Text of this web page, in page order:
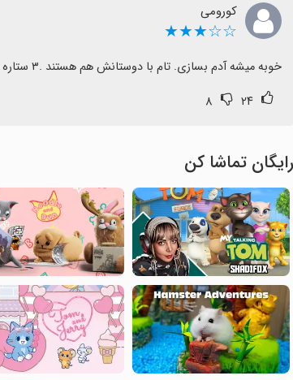
کورومی
☆☆★★★
خوبه میشه آدم بسازی. تام با دوستانش هم هستند .۳ ستاره دادام چون بیشتر جاهایش قفله . از سازنده میخوام که جاهای قفل را باز کند
۲۴ ۸
رایگان تماشا کن